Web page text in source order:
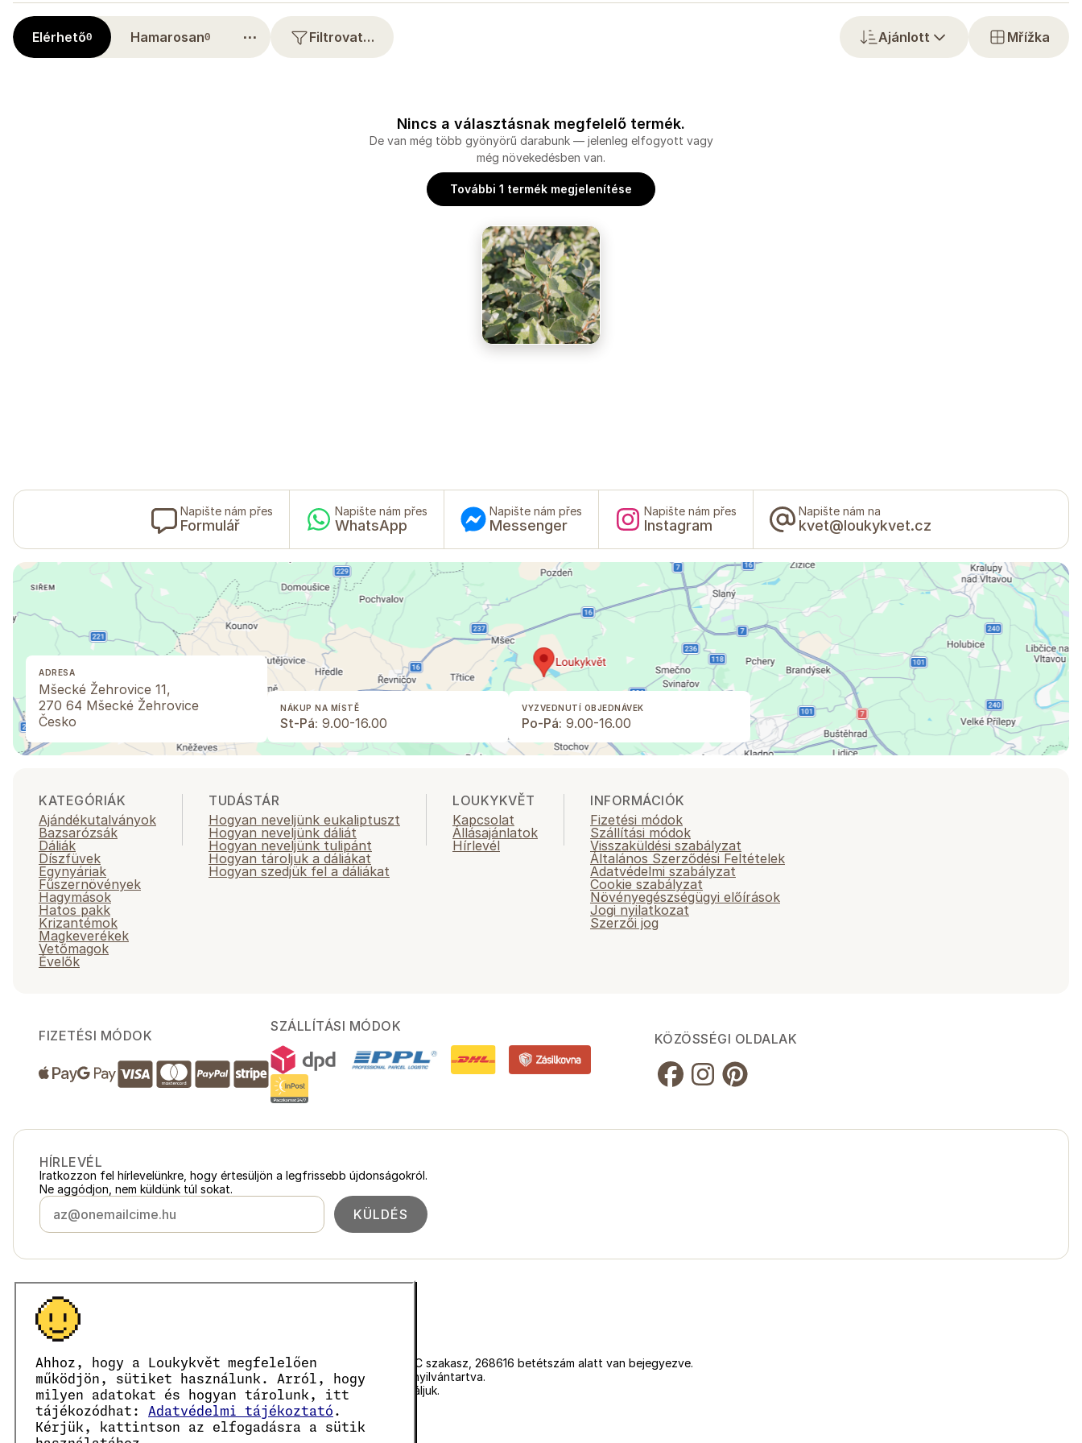
Ahhoz, hogy a Loukykvět megfelelően
működjön, sütiket használunk. Arról, hogy
milyen adatokat és hogyan tárolunk, itt
tájékozódhat:
Adatvédelmi tájékoztató .
Kérjük, kattintson az elfogadásra a sütik
Elérhető0 Hamarosan0 ⋯ Filtrovat… Ajánlott Mřížka
Nincs a választásnak megfelelő termék.
De van még több gyönyörű darabunk — jelenleg elfogyott vagy
még növekedésben van.
További 1 termék megjelenítése
Napište nám přes
Formulář
Napište nám přes
WhatsApp
Napište nám přes
Messenger
Napište nám přes
Instagram
Napište nám na
kvet@loukykvet.cz
ADRESA
Mšecké Žehrovice 11,
270 64 Mšecké Žehrovice
Česko
NÁKUP NA MÍSTĚ
St-Pá: 9.00-16.00
VYZVEDNUTÍ OBJEDNÁVEK
Po-Pá: 9.00-16.00
KATEGÓRIÁK
Ajándékutalványok
Bazsarózsák
Dáliák
Díszfüvek
Egynyáriak
Fűszernövények
Hagymások
Hatos pakk
Krizantémok
Magkeverékek
Vetőmagok
Évelők
TUDÁSTÁR
Hogyan neveljünk eukaliptuszt
Hogyan neveljünk dáliát
Hogyan neveljünk tulipánt
Hogyan tároljuk a dáliákat
Hogyan szedjük fel a dáliákat
LOUKYKVĚT
Kapcsolat
Állásajánlatok
Hírlevél
INFORMÁCIÓK
Fizetési módok
Szállítási módok
Visszaküldési szabályzat
Általános Szerződési Feltételek
Adatvédelmi szabályzat
Cookie szabályzat
Növényegészségügyi előírások
Jogi nyilatkozat
Szerzői jog
FIZETÉSI MÓDOK
SZÁLLÍTÁSI MÓDOK
KÖZÖSSÉGI OLDALAK
HÍRLEVÉL
Iratkozzon fel hírlevelünkre, hogy értesüljön a legfrissebb újdonságokról.
Ne aggódjon, nem küldünk túl sokat.
KÜLDÉS
Magyarország
Česko loukykvet.cz
Slovensko
Polska
Österreich loukykvet.at
Deutschlandloukykvet.de
Franceloukykvet.fr
Belgiëloukykvet.be
© 2016 →
A Loukykvět s.r.o. a Prágai Városi Bíróság által vezetett cégjegyzékbe C szakasz, 268616 betétszám alatt van bejegyezve.
Az EKO-KOM társult rendszerében az EKF00180493 számon vagyunk nyilvántartva.
A növényútlevelek kiállításához a 0636-os regisztrációs számot használjuk.
Cégjegyzékszámunk: 05663687, adószámunk: CZ05663687.
A hivatalos tárhely azonosítója: eng827q.
EORI számunk: CZ05663687.